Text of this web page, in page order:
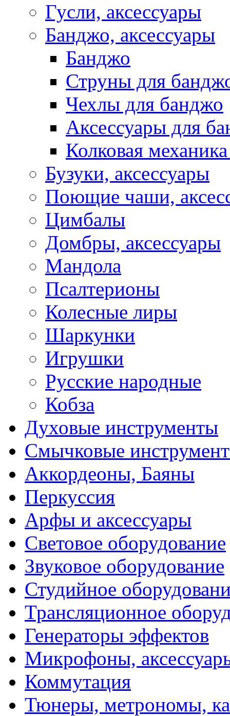
Гусли, аксессуары
Банджо, аксессуары
Банджо
Струны для
Чехлы для банджо
Аксессуары для
Колковая
Бузуки, аксессуары
Поющие чаши,
Цимбалы
Домбры, аксессуары
Мандола
Псалтерионы
Колесные лиры
Шаркунки
Игрушки
Русские народные
Кобза
Духовые инструменты
Смычковые
Аккордеоны, Баяны
Перкуссия
Арфы и аксессуары
Световое оборудование
Звуковое оборудование
Студийное
Трансляционное
Генераторы эффектов
Микрофоны,
Коммутация
Тюнеры, метрономы,